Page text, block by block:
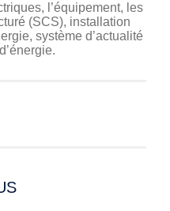
l’équipement, les
(SCS), installation
système d’actualité